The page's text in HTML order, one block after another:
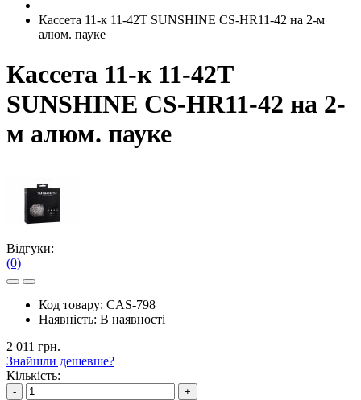
Кассета 11-к 11-42T SUNSHINE CS-HR11-42 на 2-м
алюм. пауке
Кассета 11-к 11-42T
SUNSHINE CS-HR11-42 на 2-
м алюм. пауке
Відгуки:
(0)
Код товару: CAS-798
Наявність: В наявності
2 011 грн.
Знайшли дешевше?
Кількість:
-
+